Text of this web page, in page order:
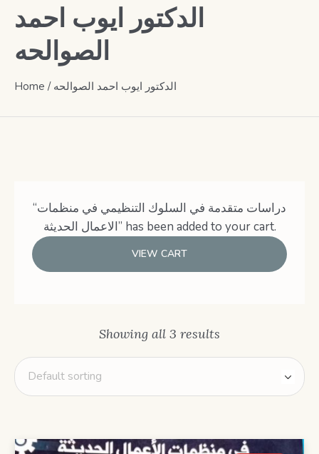
الدكتور ايوب احمد
الصوالحه
Home / الدكتور ايوب احمد الصوالحه
“دراسات متقدمة في السلوك التنظيمي في منظمات
الاعمال الحديثة” has been added to your cart.
VIEW CART
Showing all 3 results